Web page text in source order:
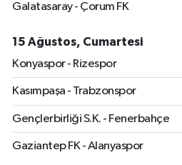
Galatasaray - Çorum FK
15 Ağustos, Cumartesi
Konyaspor - Rizespor
Kasımpaşa - Trabzonspor
Gençlerbirliği S.K. - Fenerbahçe
Gaziantep FK - Alanyaspor